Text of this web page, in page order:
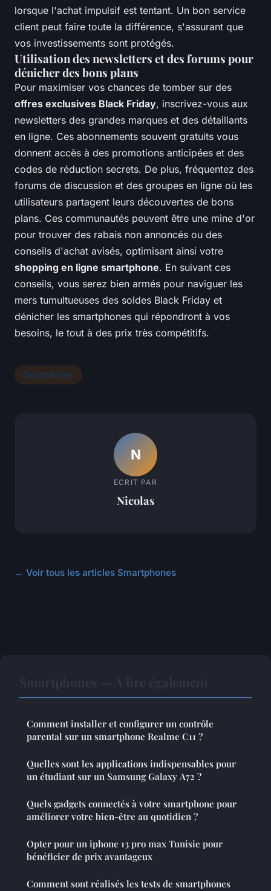
lorsque l'achat impulsif est tentant. Un bon service
client peut faire toute la différence, s'assurant que
vos investissements sont protégés.
Utilisation des newsletters et des forums pour
dénicher des bons plans
Pour maximiser vos chances de tomber sur des
offres exclusives Black Friday, inscrivez-vous aux
newsletters des grandes marques et des détaillants
en ligne. Ces abonnements souvent gratuits vous
donnent accès à des promotions anticipées et des
codes de réduction secrets. De plus, fréquentez des
forums de discussion et des groupes en ligne où les
utilisateurs partagent leurs découvertes de bons
plans. Ces communautés peuvent être une mine d'or
pour trouver des rabais non annoncés ou des
conseils d'achat avisés, optimisant ainsi votre
shopping en ligne smartphone. En suivant ces
conseils, vous serez bien armés pour naviguer les
mers tumultueuses des soldes Black Friday et
dénicher les smartphones qui répondront à vos
besoins, le tout à des prix très compétitifs.
Smartphones
N
ECRIT PAR
Nicolas
← Voir tous les articles Smartphones
Comment installer et configurer un contrôle
parental sur un smartphone Realme C11 ?
Quelles sont les applications indispensables pour
un étudiant sur un Samsung Galaxy A72 ?
Quels gadgets connectés à votre smartphone pour
améliorer votre bien-être au quotidien ?
Opter pour un iphone 13 pro max Tunisie pour
bénéficier de prix avantageux
Comment sont réalisés les tests de smartphones